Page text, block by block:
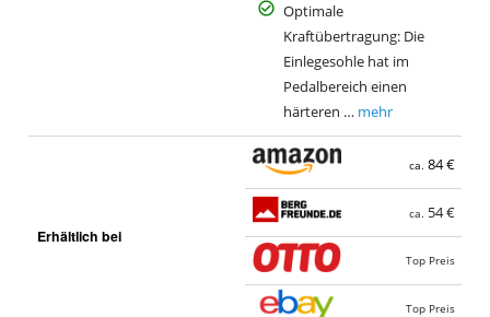
Optimale
Kraftübertragung: Die
Einlegesohle hat im
Pedalbereich einen
härteren … mehr
Erhältlich bei
ca. 84 €
ca. 54 €
Top Preis
Top Preis